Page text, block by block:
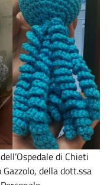
di Chieti
della dott.ssa